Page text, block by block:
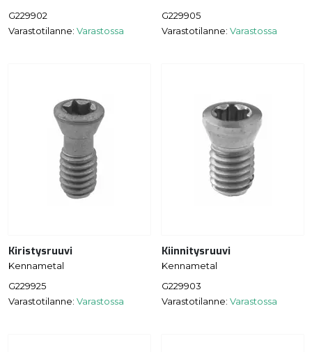
G229902
Varastotilanne: Varastossa
G229905
Varastotilanne: Varastossa
Kiristysruuvi
Kennametal
G229925
Varastotilanne: Varastossa
Kiinnitysruuvi
Kennametal
G229903
Varastotilanne: Varastossa